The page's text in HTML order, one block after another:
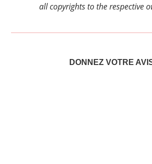
all copyrights to the respective
DONNEZ VOTRE